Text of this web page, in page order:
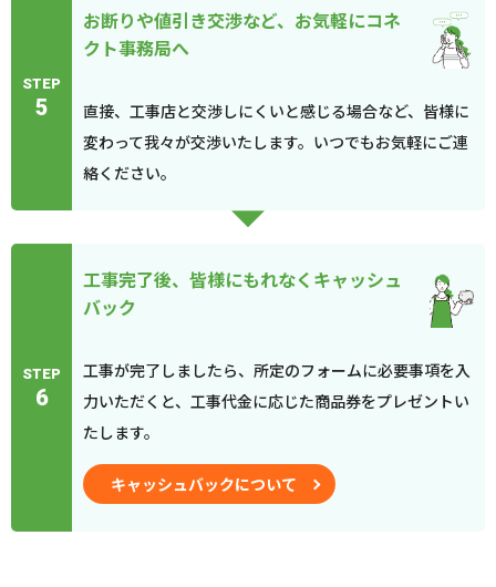
STEP
5
お断りや値引き交渉など、お気軽にコネ
クト事務局へ
直接、工事店と交渉しにくいと感じる場合など、皆様に
変わって我々が交渉いたします。いつでもお気軽にご連
絡ください。
STEP
6
工事完了後、皆様にもれなくキャッシュ
バック
工事が完了しましたら、所定のフォームに必要事項を入
力いただくと、工事代金に応じた商品券をプレゼントい
たします。
キャッシュバックについて